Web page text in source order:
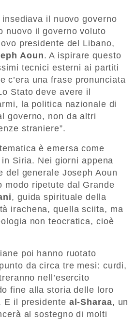
il nuovo governo
nuovo il governo voluto
presidente del Libano,
Aoun. A ispirare questo
tecnici esterni ai partiti
c’era una frase pronunciata
Stato deve avere il
la politica nazionale di
governo, non da altri
straniere”.
è emersa come
Siria. Nei giorni appena
del generale Joseph Aoun
modo ripetute dal Grande
, guida spirituale della
irachena, quella sciita, ma
non teocratica, cioè
poi hanno ruotato
da circa tre mesi: curdi,
nell’esercito
fine alla storia delle loro
E il presidente al-Sharaa, un
al sostegno di molti